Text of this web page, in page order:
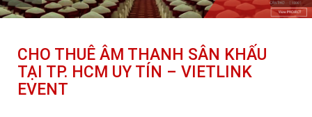
CHO THUÊ ÂM THANH SÂN KHẤU
TẠI TP. HCM UY TÍN – VIETLINK
EVENT